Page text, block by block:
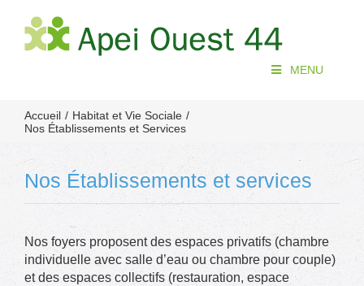
contenu
MENU
Accueil
Habitat et Vie Sociale
Nos Établissements et Services
Nos Établissements et services
Nos foyers proposent des espaces privatifs (chambre
individuelle avec salle d’eau ou chambre pour couple)
et des espaces collectifs (restauration, espace